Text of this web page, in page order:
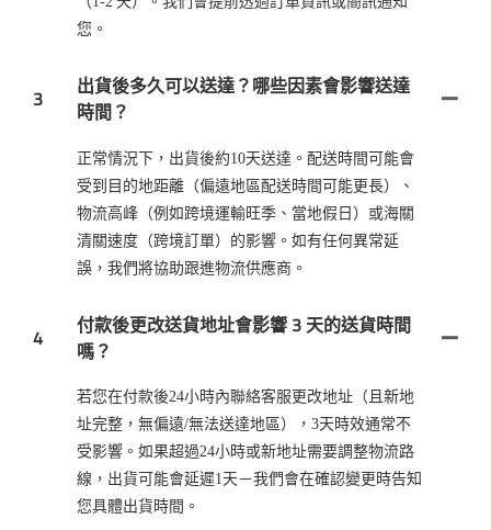
您。
3
出貨後多久可以送達？哪些因素會影響送達
時間？
正常情況下，出貨後約10天送達。配送時間可能會
受到目的地距離（偏遠地區配送時間可能更長）、
物流高峰（例如跨境運輸旺季、當地假日）或海關
清關速度（跨境訂單）的影響。如有任何異常延
誤，我們將協助跟進物流供應商。
4
付款後更改送貨地址會影響 3 天的送貨時間
嗎？
若您在付款後24小時內聯絡客服更改地址（且新地
址完整，無偏遠/無法送達地區），3天時效通常不
受影響。如果超過24小時或新地址需要調整物流路
線，出貨可能會延遲1天－我們會在確認變更時告知
您具體出貨時間。